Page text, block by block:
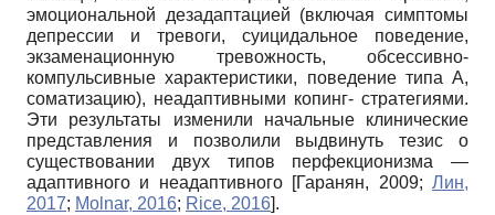
эмоциональной дезадаптацией (включая симптомы
депрессии и тревоги, суицидальное поведение,
экзаменационную тревожность, обсессивно-
компульсивные характеристики, поведение типа А,
соматизацию), неадаптивными копинг- стратегиями.
Эти результаты изменили начальные клинические
представления и позволили выдвинуть тезис о
существовании двух типов перфекционизма —
адаптивного и неадаптивного [Гаранян, 2009;Лин,
2017; Molnar, 2016; Rice, 2016].